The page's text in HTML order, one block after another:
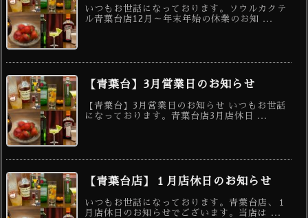
いつもお世話になっております。ソウルカクテ
ル青葉台店12月～年末年始の休業のお知 ...
【青葉台】3月営業日のお知らせ
【青葉台】3月営業日のお知らせ いつもお世話
になっております。青葉台店3月店休日 ...
【青葉台店】１月店休日のお知らせ
いつもお世話になっております。青葉台店、１
月店休日のお知らせでございます。当店は ...